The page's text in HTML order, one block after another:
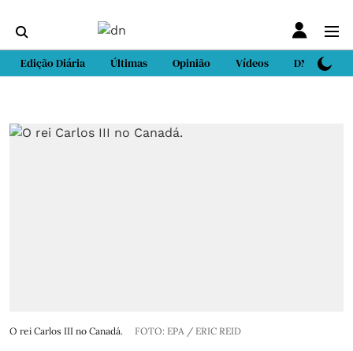
Edição Diária Últimas Opinião Vídeos DN Sport
O rei Carlos III no Canadá. FOTO: EPA / ERIC REID